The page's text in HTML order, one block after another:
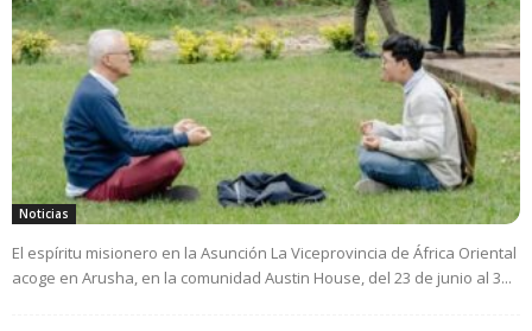
Noticias
El espíritu misionero en la Asunción La Viceprovincia de África Oriental
acoge en Arusha, en la comunidad Austin House, del 23 de junio al 3...